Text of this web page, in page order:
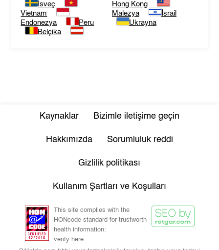
İsveç
Vietnam
Endonezya
Peru
Belçika
Hong Kong
Malezya
İsrail
Ukrayna
Kaynaklar Bizimle iletişime geçin
Hakkımızda Sorumluluk reddi
Gizlilik politikası
Kullanım Şartları ve Koşulları
This site complies with the
HONcode standard for trustworth
health information:
verify here.